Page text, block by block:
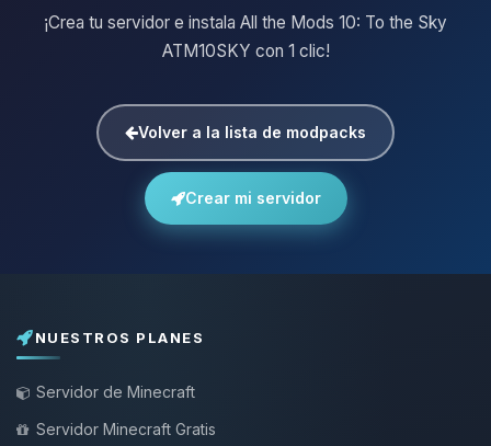
¡Crea tu servidor e instala All the Mods 10: To the Sky
ATM10SKY con 1 clic!
Volver a la lista de modpacks
Crear mi servidor
NUESTROS PLANES
Servidor de Minecraft
Servidor Minecraft Gratis